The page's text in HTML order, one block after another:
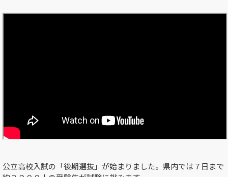
公立高校入試の「後期選抜」が始まりました。県内では７日まで